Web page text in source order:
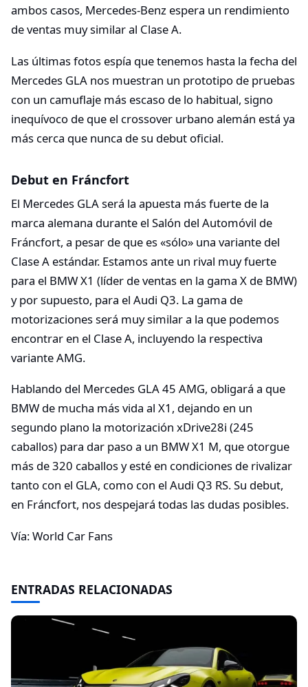
ambos casos, Mercedes-Benz espera un rendimiento
de ventas muy similar al Clase A.
Las últimas fotos espía que tenemos hasta la fecha del
Mercedes GLA nos muestran un prototipo de pruebas
con un camuflaje más escaso de lo habitual, signo
inequívoco de que el crossover urbano alemán está ya
más cerca que nunca de su debut oficial.
Debut en Fráncfort
El Mercedes GLA será la apuesta más fuerte de la
marca alemana durante el Salón del Automóvil de
Fráncfort, a pesar de que es «sólo» una variante del
Clase A estándar. Estamos ante un rival muy fuerte
para el BMW X1 (líder de ventas en la gama X de BMW)
y por supuesto, para el Audi Q3. La gama de
motorizaciones será muy similar a la que podemos
encontrar en el Clase A, incluyendo la respectiva
variante AMG.
Hablando del Mercedes GLA 45 AMG, obligará a que
BMW de mucha más vida al X1, dejando en un
segundo plano la motorización xDrive28i (245
caballos) para dar paso a un BMW X1 M, que otorgue
más de 320 caballos y esté en condiciones de rivalizar
tanto con el GLA, como con el Audi Q3 RS. Su debut,
en Fráncfort, nos despejará todas las dudas posibles.
Vía: World Car Fans
ENTRADAS RELACIONADAS